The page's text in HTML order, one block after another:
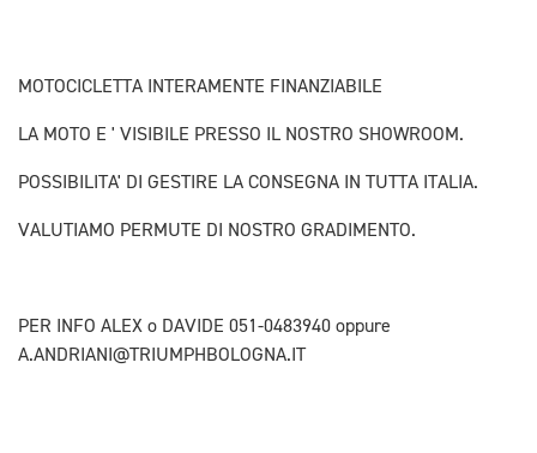
MOTOCICLETTA INTERAMENTE FINANZIABILE
LA MOTO E ' VISIBILE PRESSO IL NOSTRO SHOWROOM.
POSSIBILITA' DI GESTIRE LA CONSEGNA IN TUTTA ITALIA.
VALUTIAMO PERMUTE DI NOSTRO GRADIMENTO.
PER INFO ALEX o DAVIDE 051-0483940 oppure
A.ANDRIANI@TRIUMPHBOLOGNA.IT